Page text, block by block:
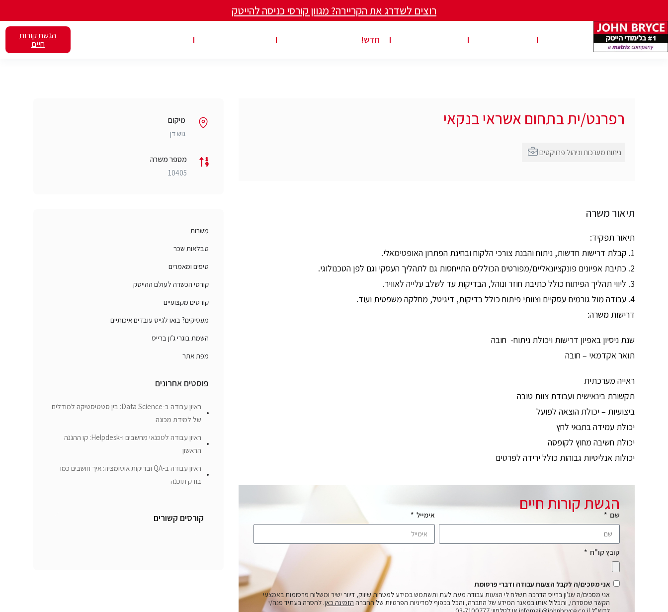
רוצים לשדרג את הקריירה? מגוון קורסי כניסה להייטק
חדש! הגשת קורות
חיים
רפרנט/ית בתחום אשראי בנקאי
תיאור משרה
תיאור תפקיד:
1. קבלת דרישות חדשות, ניתוח והבנת צורכי הלקוח ובחינת הפתרון האופטימאלי.
2. כתיבת אפיונים פונקציונאליים/מפורטים הכוללים התייחסות גם לתהליך העסקי וגם לפן הטכנולוגי.
3. ליווי תהליך הפיתוח כולל כתיבת חוזר ונוהל, הבדיקות עד לשלב עלייה לאוויר.
4. עבודה מול גורמים עסקיים וצוותי פיתוח כולל בדיקות, דיגיטל, מחלקה משפטית ועוד.
דרישות משרה:
שנת ניסיון באפיון דרישות ויכולת ניתוח- חובה
תואר אקדמאי – חובה
ראייה מערכתית
תקשורת בינאישית ועבודת צוות טובה
ביצועיות – יכולת הוצאה לפועל
יכולת עמידה בתנאי לחץ
יכולת חשיבה מחוץ לקופסה
יכולות אנליטיות גבוהות כולל ירידה לפרטים
הגשת קורות חיים
שם אימייל
קובץ קו"ח
אני מסכים/ה לקבל הצעות עבודה ודברי פרסומת
אני מסכים/ה שג'ון ברייס הדרכה תשלח לי הצעות עבודה מעת לעת ותשתמש במידע למטרות שיווק, דיוור ישיר ומשלוח פרסומות באמצעי
הקשר שמסרתי, ותכלול אותו במאגר המידע של החברה, והכל בכפוף למדיניות הפרטיות של החברה הזמינה כאן. להסרה בעתיד פנה/י
מיקום
גוש דן
מספר משרה
10405
משרות
טבלאות שכר
טיפים ומאמרים
קורסי הכשרה לעולם ההייטק
קורסים מקצועיים
מעסיקים? בואו לגייס עובדים איכותיים
השמת בוגרי ג’ון ברייס
מפת אתר
פוסטים אחרונים
ראיון עבודה ב-Data Science: בין סטטיסטיקה למודלים
של למידת מכונה
ראיון עבודה לטכנאי מחשבים ו-Helpdesk: קו ההגנה
הראשון
ראיון עבודה ב-QA ובדיקות אוטומציה: איך חושבים כמו
בודק תוכנה
קורסים קשורים